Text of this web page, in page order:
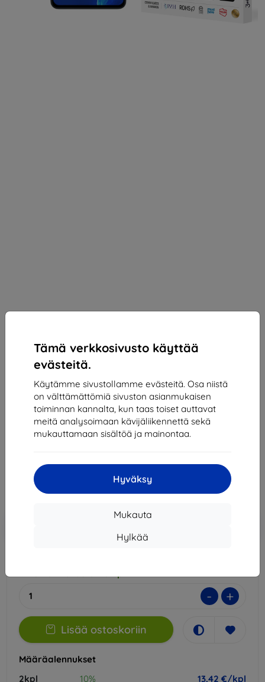
Tämä verkkosivusto käyttää
evästeitä.
Käytämme sivustollamme evästeitä. Osa niistä
on välttämättömiä sivuston asianmukaisen
toiminnan kannalta, kun taas toiset auttavat
meitä analysoimaan kävijäliikennettä sekä
mukauttamaan sisältöä ja mainontaa.
Hyväksy
Mukauta
Hylkää
3mk SilverProtection+ Protective film for Redmi 13
4G/5G
Xiaomi Redmi 13
13,42 €
Hinta ilman ALV:tä
Alennus kupongilla
- +
Lisää ostoskoriin
Määräalennukset
2kpl
10% 13,42 €/kpl